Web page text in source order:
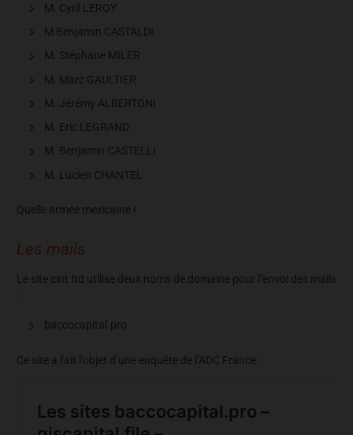
M. Cyril LEROY
M Benjamin CASTALDI
M. Stéphane MILER
M. Marc GAULTIER
M. Jérémy ALBERTONI
M. Eric LEGRAND
M. Benjamin CASTELLI
M. Lucien CHANTEL
Quelle armée mexicaine !
Les mails
Le site cint.ltd utilise deux noms de domaine pour l’envoi des mails
:
baccocapital.pro
Ce site a fait l’objet d’une enquête de l’ADC France :